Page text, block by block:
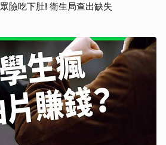
險吃下肚! 衛生局查出缺失